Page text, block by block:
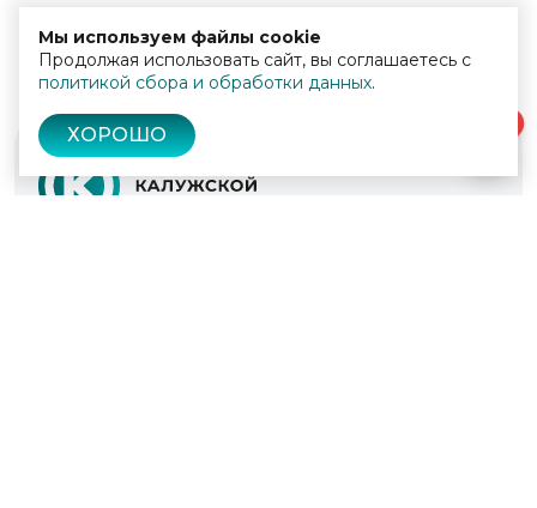
Мы используем файлы cookie
Продолжая использовать сайт, вы соглашаетесь с
политикой сбора и обработки данных.
ХОРОШО